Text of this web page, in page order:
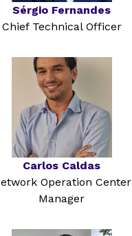
Sérgio Fernandes
Chief Technical Officer
Carlos Caldas
Operation Center
Manager